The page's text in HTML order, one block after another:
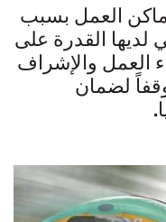
العمل بسبب
لديها القدرة على
العمل والإشراف
لضمان